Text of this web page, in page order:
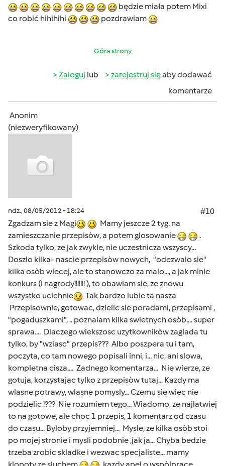
będzie miała potem Mixi
co robić hihihihi
pozdrawiam
Góra strony
Zaloguj lub zarejestruj sięaby dodawać
komentarze
Anonim
(niezweryfikowany)
ndz., 08/05/2012 - 18:24
#10
Zgadzam sie z Magi
Mamy jeszcze 2 tyg. na
zamieszczanie przepisòw, a potem glosowanie
.
Szkoda tylko, ze jak zwykle, nie uczestnicza wszyscy...
Doszlo kilka- nascie przepisòw nowych, "odezwalo sie"
kilka osòb wiecej, ale to stanowczo za malo..., a jak minie
konkurs (i nagrody!!!!!!! ), to obawiam sie, ze znowu
wszystko ucichnie
Tak bardzo lubie ta nasza
Przepisownie, gotowac, dzielic sie poradami, przepisami ,
"pogaduszkami", .. poznalam kilka swietnych osòb.... super
sprawa.... Dlaczego wiekszosc uzytkownikòw zaglada tu
tylko, by "wziasc" przepis??? Albo poszpera tu i tam,
poczyta, co tam nowego popisali inni, i... nic, ani slowa,
kompletna cisza.... Zadnego komentarza... Nie wierze, ze
gotuja, korzystajac tylko z przepisòw tutaj... Kazdy ma
wlasne potrawy, wlasne pomysly... Czemu sie wiec nie
podzielic !??? Nie rozumiem tego... Wiadomo, ze najlatwiej
to na gotowe, ale choc 1 przepis, 1 komentarz od czasu
do czasu... Byloby przyjemniej... Mysle, ze kilka osòb stoi
po mojej stronie i mysli podobnie ,jak ja... Chyba bedzie
trzeba zrobic skladke i wezwac specjaliste... mamy